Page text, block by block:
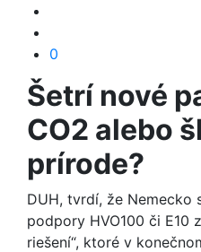
0
Šetrí nové
CO2 alebo
prírode?
DUH, tvrdí, že Nemecko
podpory HVO100 či E10
riešení“, ktoré v